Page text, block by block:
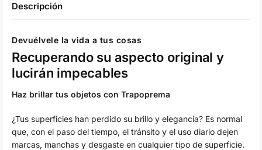
Descripción
Devuélvele la vida a tus cosas
Recuperando su aspecto original y
lucirán impecables
Haz brillar tus objetos con Trapoprema
¿Tus superficies han perdido su brillo y elegancia? Es normal
que, con el paso del tiempo, el tránsito y el uso diario dejen
marcas, manchas y desgaste en cualquier tipo de superficie.